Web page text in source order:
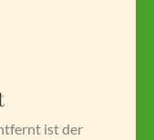
ist der